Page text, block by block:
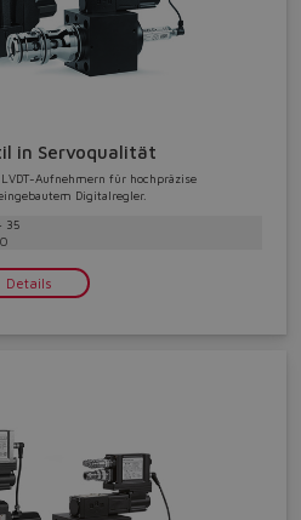
in Servoqualität
Aufnehmern für hochpräzise
Digitalregler.
35
Details